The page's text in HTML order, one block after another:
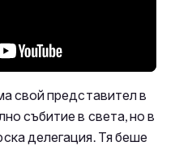
свой представител в
събитие в света, но в
делегация. Тя беше